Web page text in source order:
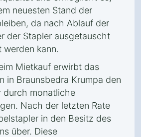
neuesten Stand der
da nach Ablauf der
der Stapler ausgetauscht
werden kann.
Mietkauf erwirbt das
in Braunsbedra Krumpa den
durch monatliche
Nach der letzten Rate
in den Besitz des
über. Diese